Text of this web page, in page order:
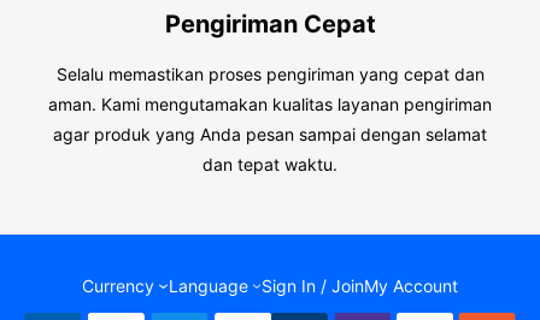
Pengiriman Cepat
Selalu memastikan proses pengiriman yang cepat dan
aman. Kami mengutamakan kualitas layanan pengiriman
agar produk yang Anda pesan sampai dengan selamat
dan tepat waktu.
Currency Language Sign In / JoinMy Account